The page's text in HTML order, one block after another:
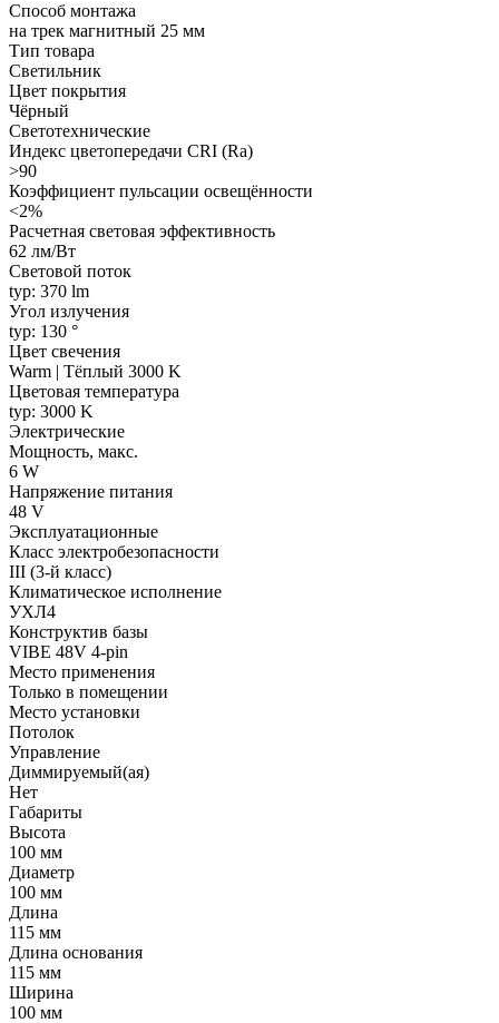
Способ монтажа
на трек магнитный 25 мм
Тип товара
Светильник
Цвет покрытия
Чёрный
Светотехнические
Индекс цветопередачи CRI (Ra)
>90
Коэффициент пульсации освещённости
<2%
Расчетная световая эффективность
62 лм/Вт
Световой поток
typ: 370 lm
Угол излучения
typ: 130 °
Цвет свечения
Warm | Тёплый 3000 K
Цветовая температура
typ: 3000 K
Электрические
Мощность, макс.
6 W
Напряжение питания
48 V
Эксплуатационные
Класс электробезопасности
III (3-й класс)
Климатическое исполнение
УХЛ4
Конструктив базы
VIBE 48V 4-pin
Место применения
Только в помещении
Место установки
Потолок
Управление
Диммируемый(ая)
Нет
Габариты
Высота
100 мм
Диаметр
100 мм
Длина
115 мм
Длина основания
115 мм
Ширина
100 мм